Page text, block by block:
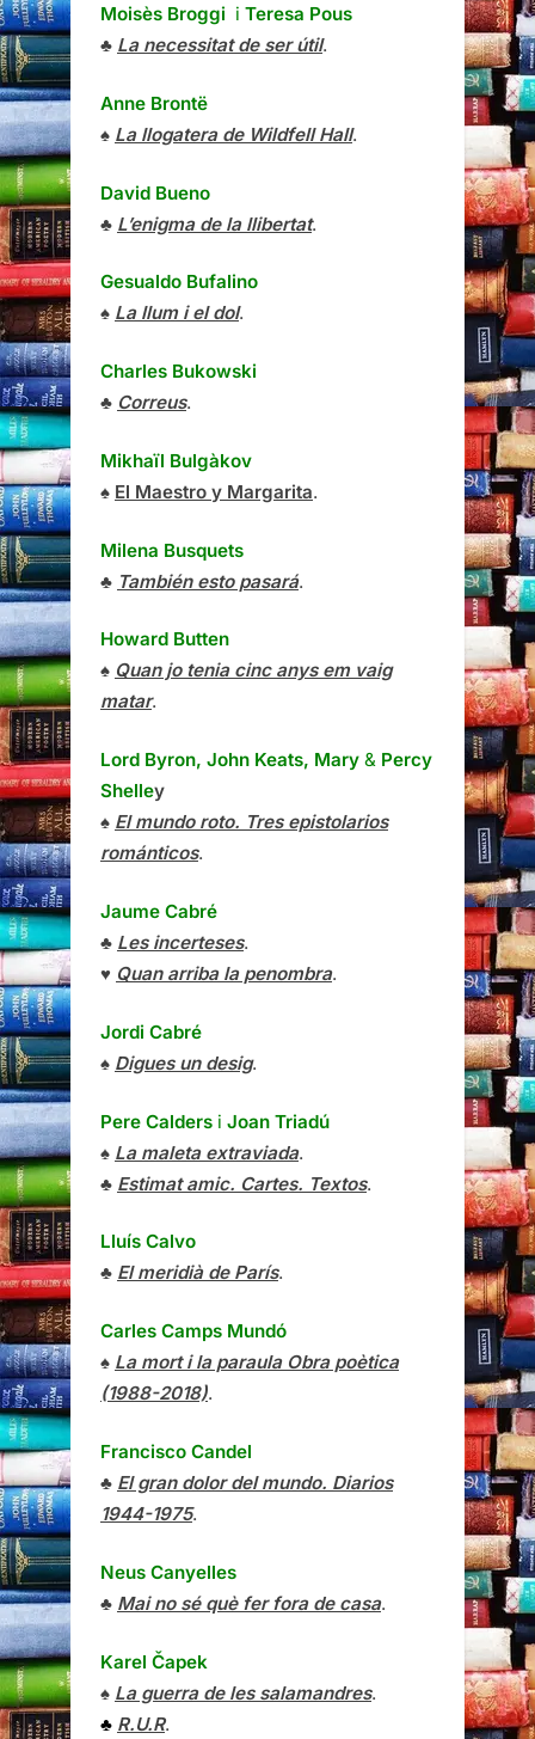
Moisès Broggi i Teresa Pous
♣ La necessitat de ser útil.
Anne Brontë
♠ La llogatera de Wildfell Hall.
David Bueno
♣ L’enigma de la llibertat.
Gesualdo Bufalino
♠ La llum i el dol.
Charles Bukowski
♣ Correus.
Mikhaïl Bulgàkov
♠ El Maestro y Margarita.
Milena Busquets
♣ También esto pasará.
Howard Butten
♠ Quan jo tenia cinc anys em vaig
matar.
Lord Byron, John Keats, Mary & Percy
Shelley
♠ El mundo roto. Tres epistolarios
románticos.
Jaume Cabré
♣ Les incerteses.
♥ Quan arriba la penombra.
Jordi Cabré
♠ Digues un desig.
Pere Calders i Joan Triadú
♠ La maleta extraviada.
♣ Estimat amic. Cartes. Textos.
Lluís Calvo
♣ El meridià de París.
Carles Camps Mundó
♠ La mort i la paraula Obra poètica
(1988-2018).
Francisco Candel
♣ El gran dolor del mundo. Diarios
1944-1975.
Neus Canyelles
♣ Mai no sé què fer fora de casa.
Karel Čapek
♠ La guerra de les salamandres.
♣ R.U.R.